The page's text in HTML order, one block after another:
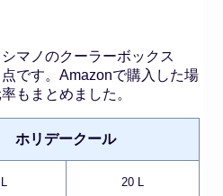
マノのクーラーボックス
点です。Amazonで購入した場
もまとめました。
ホリデークール
20 L